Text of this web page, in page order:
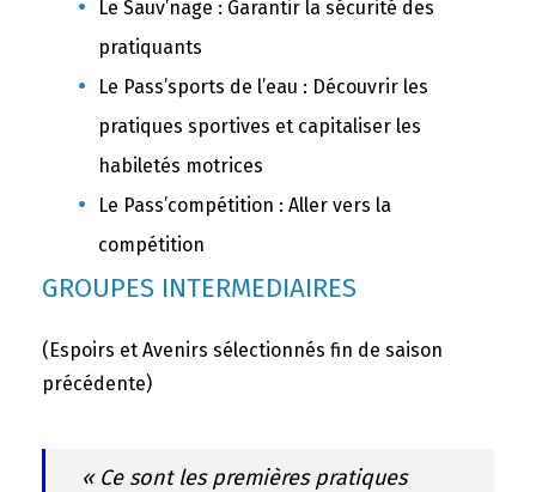
Le Sauv’nage : Garantir la sécurité des
pratiquants
Le Pass’sports de l’eau : Découvrir les
pratiques sportives et capitaliser les
habiletés motrices
Le Pass’compétition : Aller vers la
compétition
GROUPES INTERMEDIAIRES
(Espoirs et Avenirs sélectionnés fin de saison
précédente)
« Ce sont les premières pratiques